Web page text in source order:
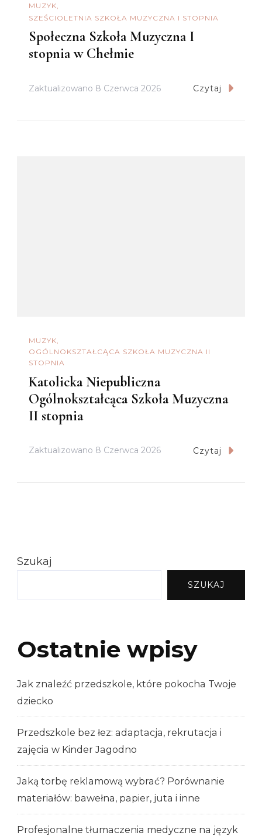
MUZYK
SZEŚCIOLETNIA SZKOŁA MUZYCZNA I STOPNIA
Społeczna Szkoła Muzyczna I
stopnia w Chełmie
Zaktualizowano 8 Czerwca 2026 Czytaj
MUZYK
OGÓLNOKSZTAŁCĄCA SZKOŁA MUZYCZNA II
STOPNIA
Katolicka Niepubliczna
Ogólnokształcąca Szkoła Muzyczna
II stopnia
Zaktualizowano 8 Czerwca 2026 Czytaj
Szukaj
SZUKAJ
Ostatnie wpisy
Jak znaleźć przedszkole, które pokocha Twoje
dziecko
Przedszkole bez łez: adaptacja, rekrutacja i
zajęcia w Kinder Jagodno
Jaką torbę reklamową wybrać? Porównanie
materiałów: bawełna, papier, juta i inne
Profesjonalne tłumaczenia medyczne na język